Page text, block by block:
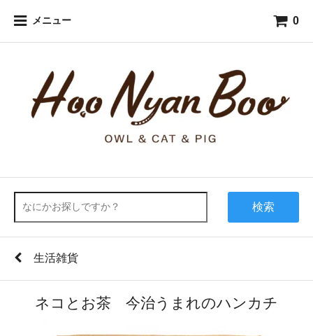
メニュー 0
検索
生活雑貨
ネコとお茶 今治うまれのハンカチ